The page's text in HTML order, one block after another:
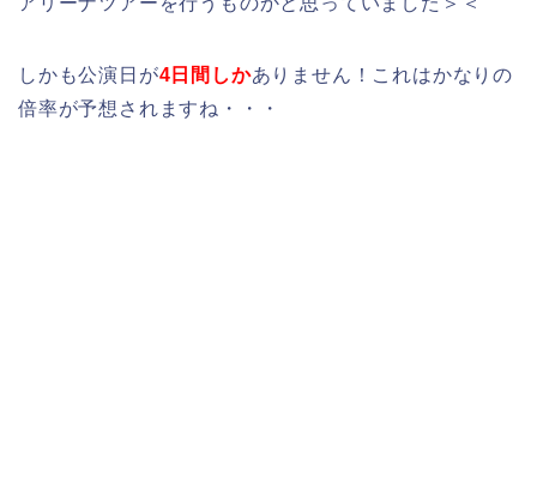
しかも公演日が4日間しかありません！これはかなりの
倍率が予想されますね・・・